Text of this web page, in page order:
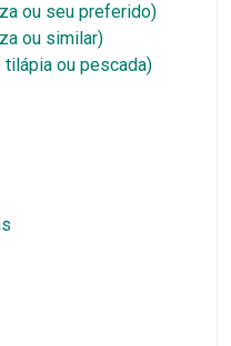
ou seu preferido)
ou similar)
ou pescada)